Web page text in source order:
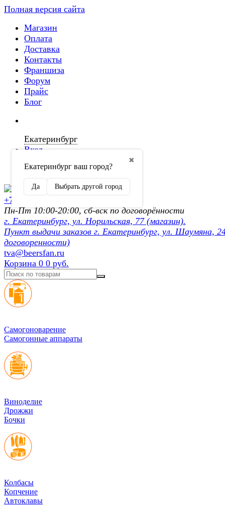
Полная версия сайта
Магазин
Оплата
Доставка
Контакты
Франшиза
Форум
Прайс
Блог
Екатеринбург
✖
Екатеринбург ваш город?
Да Выбрать другой город
Вход
Регистрация
+7 (902) 872-54-70
Пн-Пт 10:00-20:00, сб-вск по договорённости
г. Екатеринбург, ул. Норильская, 77 (магазин).
Пункт выдачи заказов г. Екатеринбург, ул. Шаумяна,
договоренности)
tva@beersfan.ru
Корзина 0 0 руб.
Cамогоноварение
Самогонные аппараты
Виноделие
Дрожжи
Бочки
Колбасы
Копчение
Автоклавы